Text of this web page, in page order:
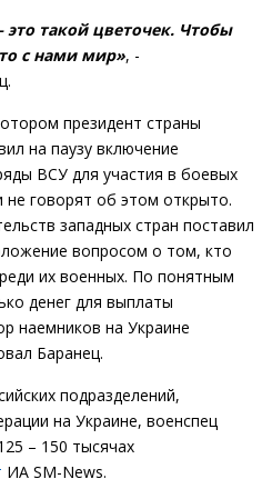
такой цветочек. Чтобы
с нами мир», -
президент страны
на паузу включение
ВСУ для участия в боевых
не говорят об этом открыто.
западных стран поставил
вопросом о том, кто
их военных. По понятным
денег для выплаты
наемников на Украине
Баранец.
подразделений,
на Украине, военспец
– 150 тысячах
ИА SM-News.